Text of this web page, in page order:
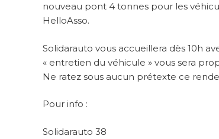
nouveau pont 4 tonnes pour les
HelloAsso.
Solidarauto vous accueillera dès 10h
« entretien du véhicule » vous sera
Ne ratez sous aucun prétexte ce
Pour info :
Solidarauto 38